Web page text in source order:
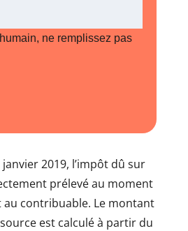
ne remplissez pas
2019, l’impôt dû sur
prélevé au moment
au contribuable. Le montant
est calculé à partir du